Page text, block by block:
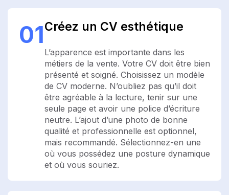
01Créez un CV esthétique
L’apparence est importante dans les
métiers de la vente. Votre CV doit être bien
présenté et soigné. Choisissez un modèle
de CV moderne. N’oubliez pas qu’il doit
être agréable à la lecture, tenir sur une
seule page et avoir une police d’écriture
neutre. L’ajout d’une photo de bonne
qualité et professionnelle est optionnel,
mais recommandé. Sélectionnez-en une
où vous possédez une posture dynamique
et où vous souriez.